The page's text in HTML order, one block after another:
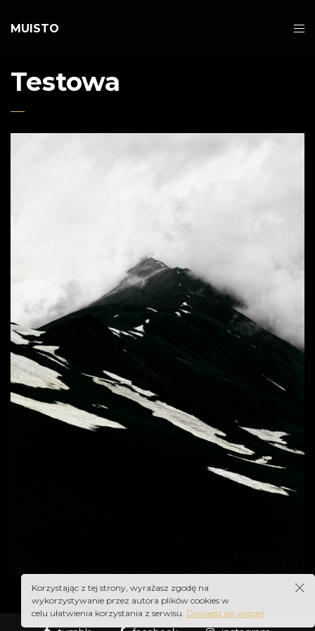
MUISTO
Testowa
Korzystając z tej strony, wyrażasz zgodę na
wykorzystywanie przez autora plików cookies w
celu ułatwienia korzystania z serwisu. Dowiedz się więcej!